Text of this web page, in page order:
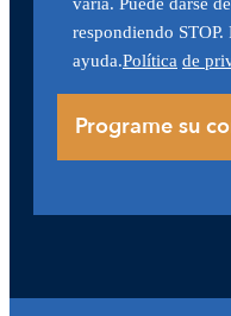
respondiendo
ayuda.Política de